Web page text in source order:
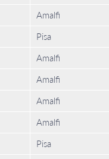
Amalfi
Pisa
Amalfi
Amalfi
Amalfi
Amalfi
Pisa